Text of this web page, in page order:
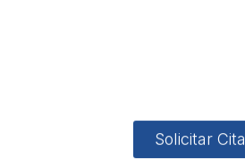
Solicitar Cita